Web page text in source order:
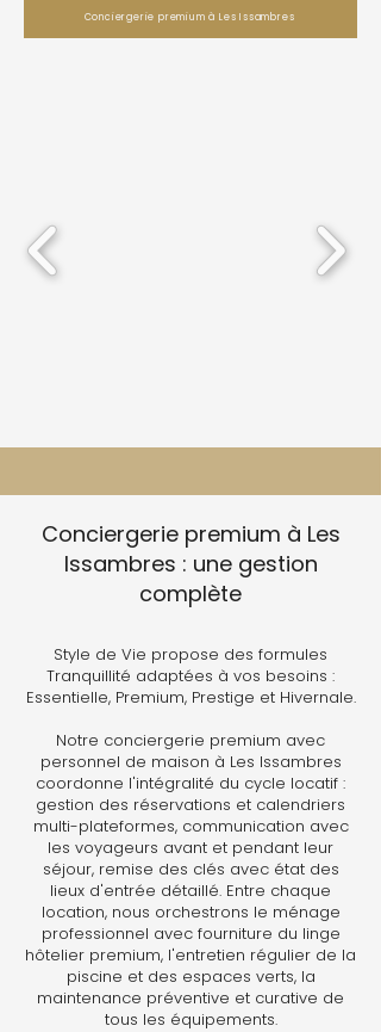
Conciergerie premium à Les Issambres
Conciergerie premium à Les
Issambres : une gestion
complète
Style de Vie propose des formules
Tranquillité adaptées à vos besoins :
Essentielle, Premium, Prestige et Hivernale.
Notre conciergerie premium avec
personnel de maison à Les Issambres
coordonne l'intégralité du cycle locatif :
gestion des réservations et calendriers
multi-plateformes, communication avec
les voyageurs avant et pendant leur
séjour, remise des clés avec état des
lieux d'entrée détaillé. Entre chaque
location, nous orchestrons le ménage
professionnel avec fourniture du linge
hôtelier premium, l'entretien régulier de la
piscine et des espaces verts, la
maintenance préventive et curative de
tous les équipements.